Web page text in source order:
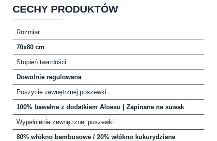
CECHY PRODUKTÓW
Rozmiar
70x80 cm
Stopień twardości
Dowolnie regulowana
Poszycie zewnętrznej poszewki
100% bawełna z dodatkiem Aloesu | Zapinane na suwak
Wypełnienie zewnętrznej poszewki
80% włókno bambusowe / 20% włókno kukurydziane